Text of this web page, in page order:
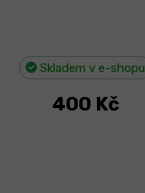
Skladem v e-shopu
400 Kč